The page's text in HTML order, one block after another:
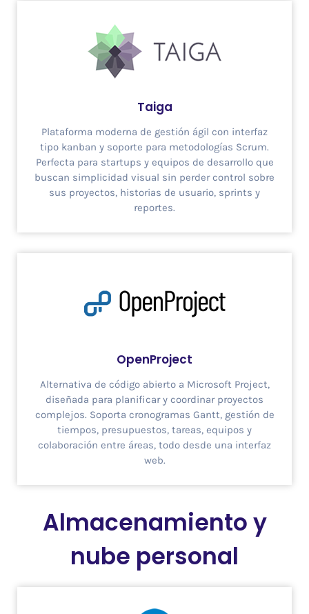
Taiga
Plataforma moderna de gestión ágil con interfaz
tipo kanban y soporte para metodologías Scrum.
Perfecta para startups y equipos de desarrollo que
buscan simplicidad visual sin perder control sobre
sus proyectos, historias de usuario, sprints y
reportes.
OpenProject
Alternativa de código abierto a Microsoft Project,
diseñada para planificar y coordinar proyectos
complejos. Soporta cronogramas Gantt, gestión de
tiempos, presupuestos, tareas, equipos y
colaboración entre áreas, todo desde una interfaz
web.
Almacenamiento y
nube personal